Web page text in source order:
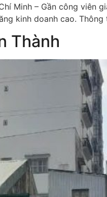
Minh – Gần công viên
kinh doanh cao.
Thành